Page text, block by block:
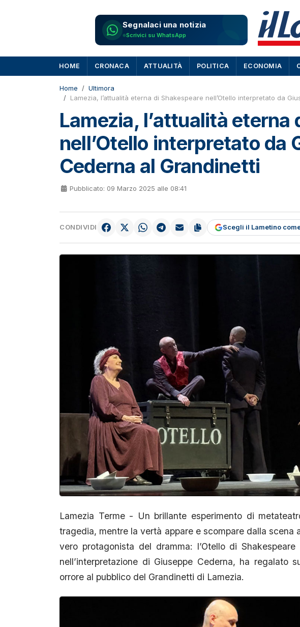
Segnalaci una notizia
Scrivici su WhatsApp
HOME CRONACA ATTUALITÀ POLITICA ECONOMIA
Home
Ultimora
Lamezia, l’attualità eterna di Shakespeare nell’Otello interpretato da
Lamezia, l’attualità eterna
nell’Otello interpretato da
Cederna al Grandinetti
Pubblicato: 09 Marzo 2025 alle 08:41
CONDIVIDI Scegli il Lametino
Lamezia Terme - Un brillante esperimento di
tragedia, mentre la vertà appare e scompare dalla scena
vero protagonista del dramma: l’Otello di
nell’interpretazione di Giuseppe Cederna, ha regalato
orrore al pubblico del Grandinetti di Lamezia.